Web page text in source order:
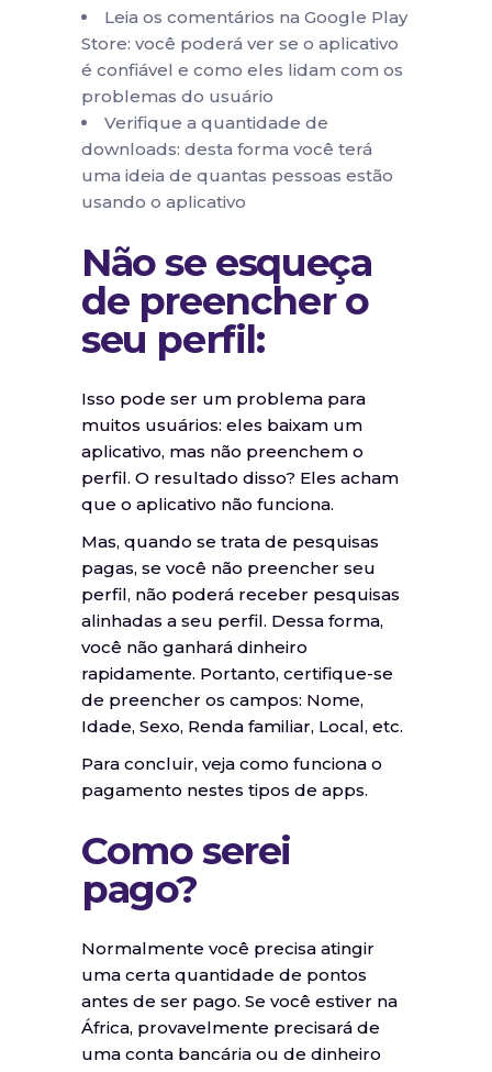
Leia os comentários na Google Play
Store: você poderá ver se o aplicativo
é confiável e como eles lidam com os
problemas do usuário
Verifique a quantidade de
downloads: desta forma você terá
uma ideia de quantas pessoas estão
usando o aplicativo
Não se esqueça
de preencher o
seu perfil:
Isso pode ser um problema para
muitos usuários: eles baixam um
aplicativo, mas não preenchem o
perfil. O resultado disso? Eles acham
que o aplicativo não funciona.
Mas, quando se trata de pesquisas
pagas, se você não preencher seu
perfil, não poderá receber pesquisas
alinhadas a seu perfil. Dessa forma,
você não ganhará dinheiro
rapidamente. Portanto, certifique-se
de preencher os campos: Nome,
Idade, Sexo, Renda familiar, Local, etc.
Para concluir, veja como funciona o
pagamento nestes tipos de apps.
Como serei
pago?
Normalmente você precisa atingir
uma certa quantidade de pontos
antes de ser pago. Se você estiver na
África, provavelmente precisará de
uma conta bancária ou de dinheiro